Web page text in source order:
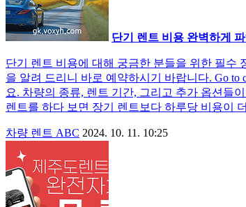
단기 렌트 비용 완벽하게
단기 렌트 비용에 대해 궁금한 분들을 위한 필수
을 알려 드리니 바로 예약하시기 바랍니다. Go
요. 차량의 종류, 렌트 기간, 그리고 추가 옵션들
렌트를 하다 보면 장기 렌트보다 하루당 비용이
차량 렌트 ABC 2024. 10. 11. 10:25